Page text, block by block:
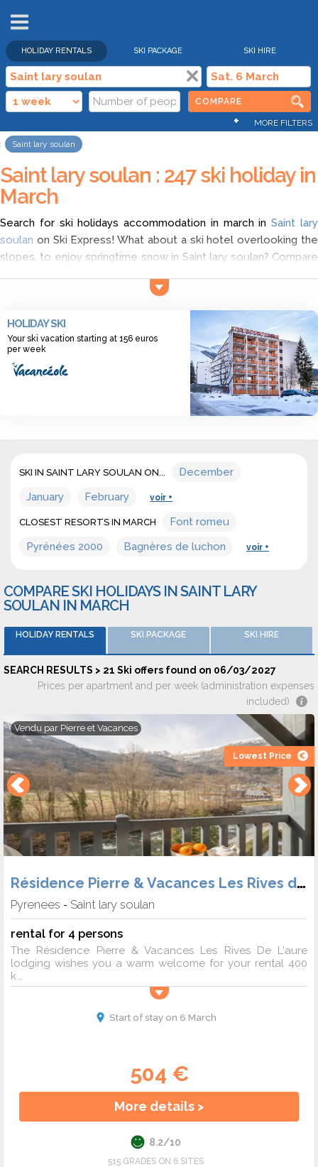
HOLIDAY RENTALS SKI PACKAGE SKI HIRE
COMPARE
+ MORE FILTERS
Saint lary soulan
Saint lary soulan : 247 ski holiday in
March
Search for ski holidays accommodation in march inSaint lary
soulan on Ski Express! What about a ski hotel overlooking the
slopes, to enjoy springtime snow in Saint lary soulan? Compare
Saint lary soulan in march according to your wish. Find the
cheapest ski deals for ski holidays in Saint lary soulan, and
discover a wide range of offers for ski holidays
accommodation in march in Saint lary soulan.
HOLIDAY SKI
Your ski vacation starting at 156 euros
per week
SKI IN SAINT LARY SOULAN ON...
December
January
February voir +
CLOSEST RESORTS IN MARCH
Font romeu
Pyrénées 2000
Bagnères de luchon voir +
COMPARE SKI HOLIDAYS IN SAINT LARY
SOULAN IN MARCH
HOLIDAY RENTALS SKI PACKAGE SKI HIRE
SEARCH RESULTS > 21 Ski offers found on 06/03/2027
Prices per apartment and per week (administration expenses
included)
Lowest Price
Vendu par Pierre et Vacances
Résidence Pierre & Vacances Les Rives de L'Aure
Pyrenees - Saint lary soulan
rental for 4 persons
The Résidence Pierre & Vacances Les Rives De L'aure
lodging wishes you a warm welcome for your rental 400
k...
Start of stay on 6 March
504 €
More details >
8.2/10
515 GRADES ON 6 SITES